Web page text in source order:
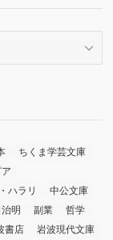
ちくま学芸文庫
ハラリ
中公文庫
明 副業
哲学
書店 岩波現代文庫